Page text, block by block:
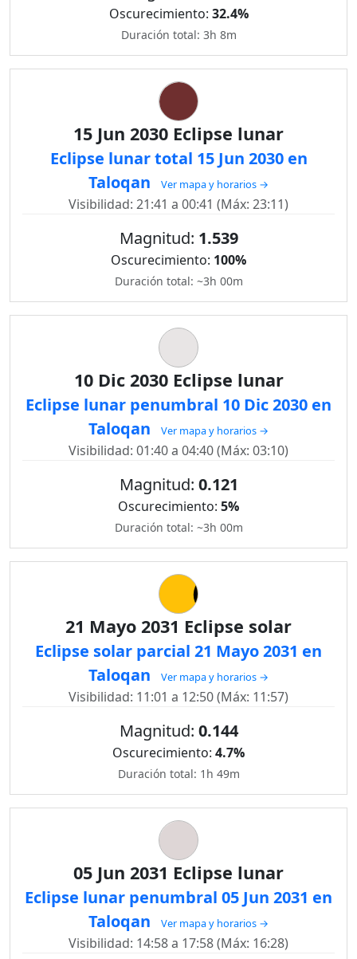
Oscurecimiento: 32.4%
Duración total: 3h 8m
15 Jun 2030 Eclipse lunar
Eclipse lunar total 15 Jun 2030 en
Taloqan
Ver mapa y horarios →
Visibilidad: 21:41 a 00:41 (Máx: 23:11)
Magnitud: 1.539
Oscurecimiento: 100%
Duración total: ~3h 00m
10 Dic 2030 Eclipse lunar
Eclipse lunar penumbral 10 Dic 2030 en
Taloqan
Ver mapa y horarios →
Visibilidad: 01:40 a 04:40 (Máx: 03:10)
Magnitud: 0.121
Oscurecimiento: 5%
Duración total: ~3h 00m
21 Mayo 2031 Eclipse solar
Eclipse solar parcial 21 Mayo 2031 en
Taloqan
Ver mapa y horarios →
Visibilidad: 11:01 a 12:50 (Máx: 11:57)
Magnitud: 0.144
Oscurecimiento: 4.7%
Duración total: 1h 49m
05 Jun 2031 Eclipse lunar
Eclipse lunar penumbral 05 Jun 2031 en
Taloqan
Ver mapa y horarios →
Visibilidad: 14:58 a 17:58 (Máx: 16:28)